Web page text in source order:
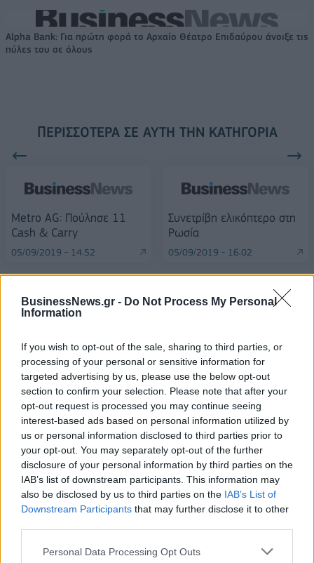
BusinessNews.gr - Do Not Process My Personal
Information
If you wish to opt-out of the sale, sharing to third parties, or
processing of your personal or sensitive information for
targeted advertising by us, please use the below opt-out
section to confirm your selection. Please note that after your
opt-out request is processed you may continue seeing
interest-based ads based on personal information utilized by
us or personal information disclosed to third parties prior to
your opt-out. You may separately opt-out of the further
disclosure of your personal information by third parties on the
IAB’s list of downstream participants. This information may
also be disclosed by us to third parties on the IAB’s List of
Downstream Participants that may further disclose it to other
Personal Data Processing Opt Outs
Alpha Bank: Για πρώτη φορά το Αρχαίο Θέατρο Επιδαύρου άνοιξε τις
πύλες του σε όλους
ΠΕΡΙΣΣΌΤΕΡΑ ΣΕ ΑΥΤΉ ΤΗΝ ΚΑΤΗΓΟΡΊΑ
Metro AG: Πούλησε 11
Cash & Carry
05/09/2019 - 14:52
Συνετρίβη ελικόπτερο στη
Ρωσία
05/09/2019 - 16:02
ΡΟΗ ΕΙΔΗΣΕΩΝ
ΥΠΑΑΤ: Επιπλέον 12,5 εκατ. ευρώ στις Περιφέρειες